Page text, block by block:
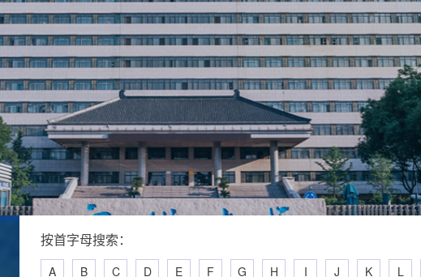
按首字母搜索：
A B C D E F G H I J K L